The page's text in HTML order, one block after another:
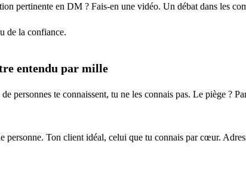
pertinente en DM ? Fais-en une vidéo. Un débat dans les
de la confiance.
entendu par mille
personnes te connaissent, tu ne les connais pas. Le piège ?
personne. Ton client idéal, celui que tu connais par cœur.